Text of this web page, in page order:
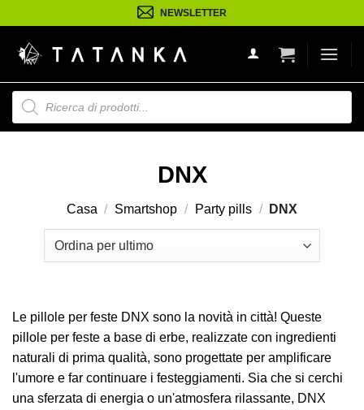
ai
contenuti
NEWSLETTER
Ricerca
prodotti
DNX
Casa / Smartshop / Party pills / DNX
Le pillole per feste DNX sono la novità in città! Queste
pillole per feste a base di erbe, realizzate con ingredienti
naturali di prima qualità, sono progettate per amplificare
l'umore e far continuare i festeggiamenti. Sia che si cerchi
una sferzata di energia o un'atmosfera rilassante, DNX